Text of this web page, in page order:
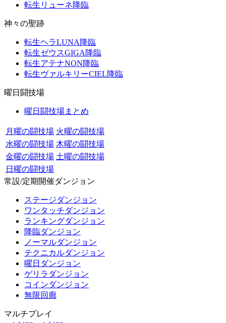
転生リューネ降臨
神々の聖跡
転生ヘラLUNA降臨
転生ゼウスGIGA降臨
転生アテナNON降臨
転生ヴァルキリーCIEL降臨
曜日闘技場
曜日闘技場まとめ
月曜の闘技場 火曜の闘技場
水曜の闘技場 木曜の闘技場
金曜の闘技場 土曜の闘技場
日曜の闘技場
常設/定期開催ダンジョン
ステージダンジョン
ワンタッチダンジョン
ランキングダンジョン
降臨ダンジョン
ノーマルダンジョン
テクニカルダンジョン
曜日ダンジョン
ゲリラダンジョン
コインダンジョン
無限回廊
マルチプレイ